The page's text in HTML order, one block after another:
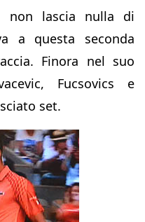
non lascia nulla di
a questa seconda
Finora nel suo
Fucsovics e
set.